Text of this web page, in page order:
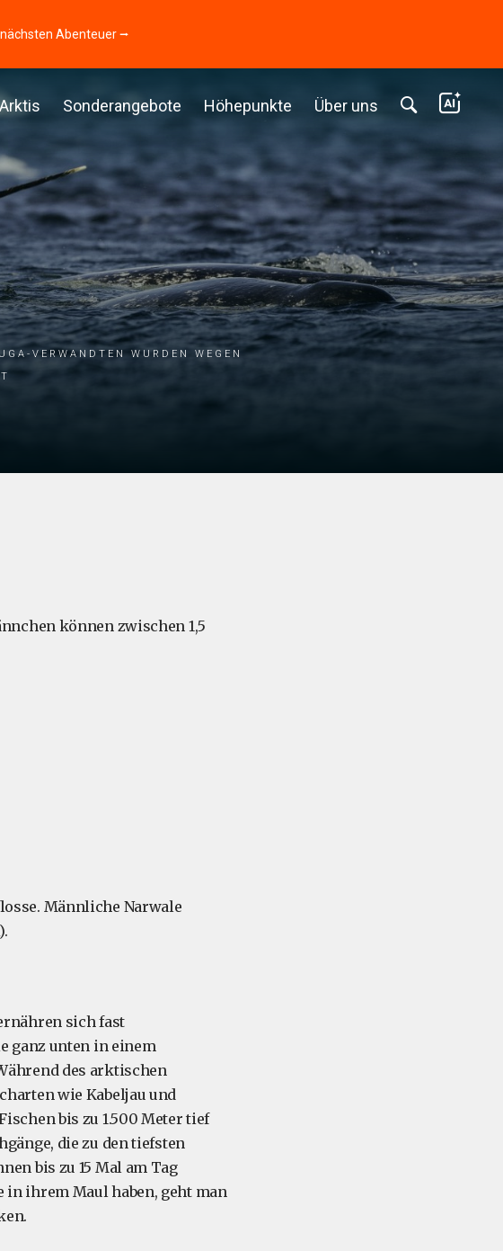
Abenteuer ⭢
Sonderangebote Höhepunkte Über uns
Verwandten wurden wegen
können zwischen 1,5
Männliche Narwale
sich fast
ganz unten in einem
des arktischen
wie Kabeljau und
bis zu 1.500 Meter tief
die zu den tiefsten
bis zu 15 Mal am Tag
ihrem Maul haben, geht man